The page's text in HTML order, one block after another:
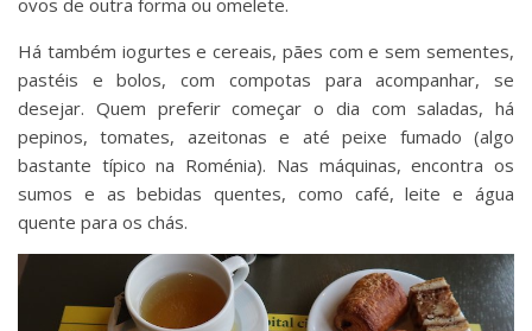
ovos de outra forma ou omelete.
Há também iogurtes e cereais, pães com e sem sementes,
pastéis e bolos, com compotas para acompanhar, se
desejar. Quem preferir começar o dia com saladas, há
pepinos, tomates, azeitonas e até peixe fumado (algo
bastante típico na Roménia). Nas máquinas, encontra os
sumos e as bebidas quentes, como café, leite e água
quente para os chás.